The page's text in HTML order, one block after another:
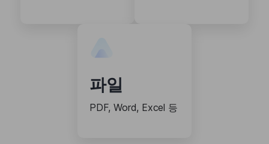
파일
PDF, Word, Excel 등